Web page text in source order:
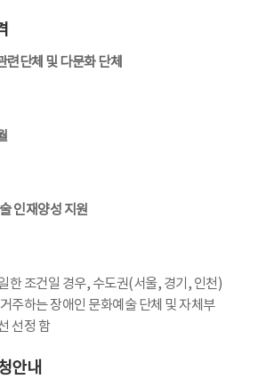
련단체 및 다문화 단체
인재양성 지원
한 조건일 경우, 수도권(서울, 경기, 인천)
주하는 장애인 문화예술 단체 및 자체부
선정 함
안내